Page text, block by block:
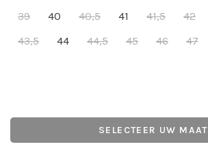
39 40 40,5 41 41,5 42
43,5
44 44,5 45 46 47
SELECTEER UW MAAT